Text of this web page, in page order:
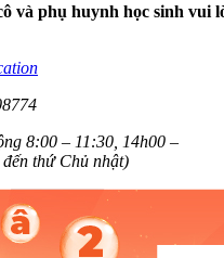
và phụ huynh học sinh vui
8:00 – 11:30, 14h00 –
đến thứ Chủ nhật)